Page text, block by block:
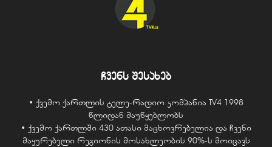
ჩვენს შესახებ
• ქვემო ქართლის ტელე-რადიო კომპანია TV4 1998
წლიდან მაუწყებლობს
• ქვემო ქართლში 430 ათასი მაცხოვრებელია და ჩვენი
მაყურებელი რეგიონის მოსახლეობის 90%-ს მოიცავს